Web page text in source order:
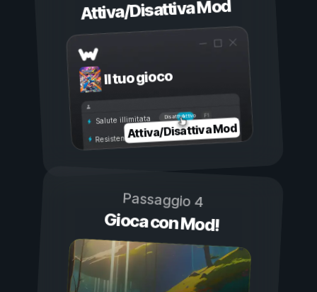
Attiva/Disattiva Mod
Il tuo gioco
Attivo
Disattivo
Salute illimitata
Resistenza illimitata
Attiva/Disattiva Mod
Passaggio 4
Gioca con Mod!